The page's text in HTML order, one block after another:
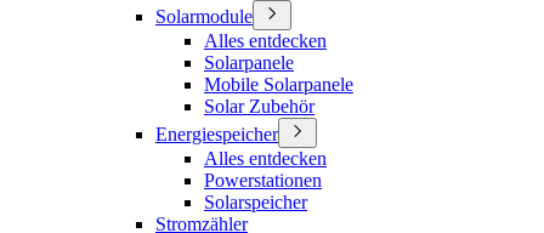
Solarmodule
Alles entdecken
Solarpanele
Mobile Solarpanele
Solar Zubehör
Energiespeicher
Alles entdecken
Powerstationen
Solarspeicher
Stromzähler